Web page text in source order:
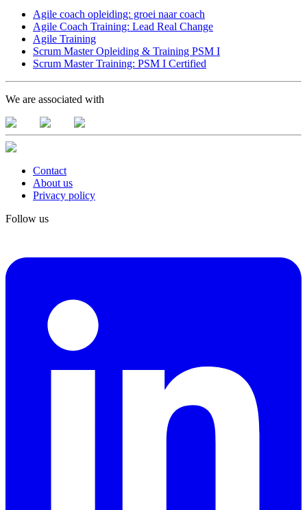
Agile coach opleiding: groei naar coach
Agile Coach Training: Lead Real Change
Agile Training
Scrum Master Opleiding & Training PSM I
Scrum Master Training: PSM I Certified
We are associated with
Contact
About us
Privacy policy
Follow us